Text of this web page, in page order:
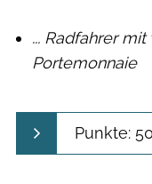
... Radfahrer
Portemonnaie
Punkte: